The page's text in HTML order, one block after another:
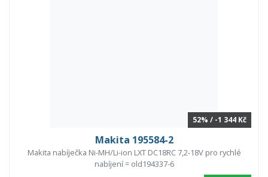
52% / -1 344 Kč
Makita 195584-2
Makita nabíječka Ni-MH/Li-ion LXT DC18RC 7,2-18V pro rychlé
nabíjení = old194337-6